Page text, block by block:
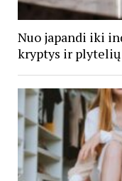
Nuo japandi iki
kryptys ir